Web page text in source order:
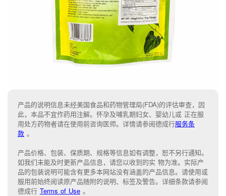
产品的说明信息未经美国食品和药物管理局(FDA)的评估审查，因
此，本品不宜作药用注解。怀孕及哺乳期妇女、婴幼儿或 正在服
用处方药物者请在使用前咨询医师。详情请参阅德成行服务条
款 。
产品价格、包装、保质期、规格等信息如有调整，恕不另行通知。
如我们未能及时更新产品信息， 请您以收到的实 物为准。 实际产
品的包装说明可能含有更多本网站没有涵盖的产品信息。请使用或
服用前始终阅读原产品随附的说明、 标签及警告。 详细条款请参阅
德成行 Terms of Use 。